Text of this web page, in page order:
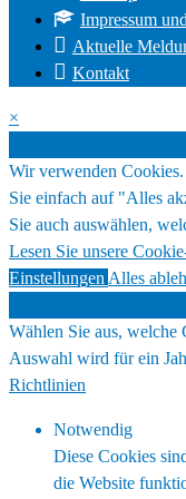
Impressum
Aktuelle
Kontakt
×
Wir verwenden
Sie einfach auf "Alles
Sie auch auswählen,
Lesen Sie unsere
Einstellungen Alles
Wählen Sie aus, welche
Auswahl wird für ein
Richtlinien
Notwendig
Diese Cookies
die Website